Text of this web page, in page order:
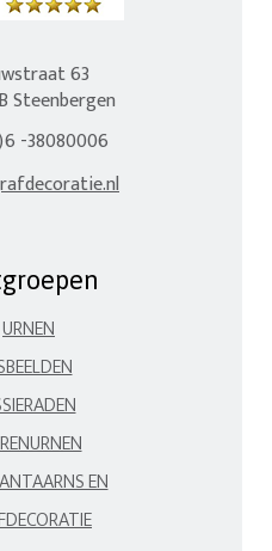
63
Steenbergen
-38080006
URNEN
EN